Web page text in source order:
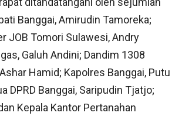
Banggai, Amirudin Tamoreka;
JOB Tomori Sulawesi, Andry
Galuh Andini; Dandim 1308
Hamid; Kapolres Banggai, Putu
DPRD Banggai, Saripudin Tjatjo;
Kepala Kantor Pertanahan